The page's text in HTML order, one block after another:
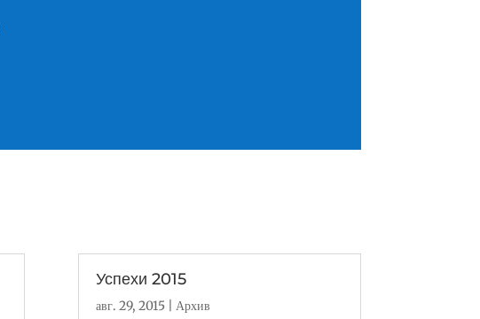
Успехи 2015
авг. 29, 2015| Архив